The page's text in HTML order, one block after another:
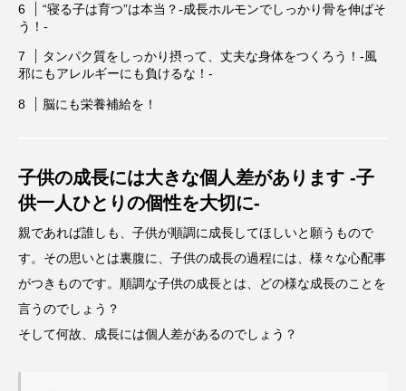
オメガ3・EPA・DHA カリウム カルシウム
クロム グルタミン ケイ素 セレン
タンパク質
ビタミンB ビタミンB6 ビタミンB群
ビタミンC ビタミンD ビタミンE
ビタミンK プレバイオティクス
プロバイオティクス マグネシウム
マンガン モリブデン ヨウ素
“寝る子は育つ”は本当？-成長ホルモンでしっかり骨を伸ばそ
う！-
タンパク質をしっかり摂って、丈夫な身体をつくろう！-風
邪にもアレルギーにも負けるな！-
脳にも栄養補給を！
子供の成長には大きな個人差があります -子
供一人ひとりの個性を大切に-
親であれば誰しも、子供が順調に成長してほしいと願うもので
す。その思いとは裏腹に、子供の成長の過程には、様々な心配事
がつきものです。順調な子供の成長とは、どの様な成長のことを
言うのでしょう？
そして何故、成長には個人差があるのでしょう？